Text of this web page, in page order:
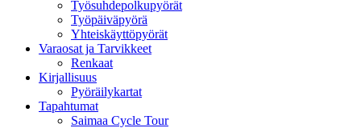
Työsuhdepolkupyörät
Työpäiväpyörä
Yhteiskäyttöpyörät
Varaosat ja Tarvikkeet
Renkaat
Kirjallisuus
Pyöräilykartat
Tapahtumat
Saimaa Cycle Tour